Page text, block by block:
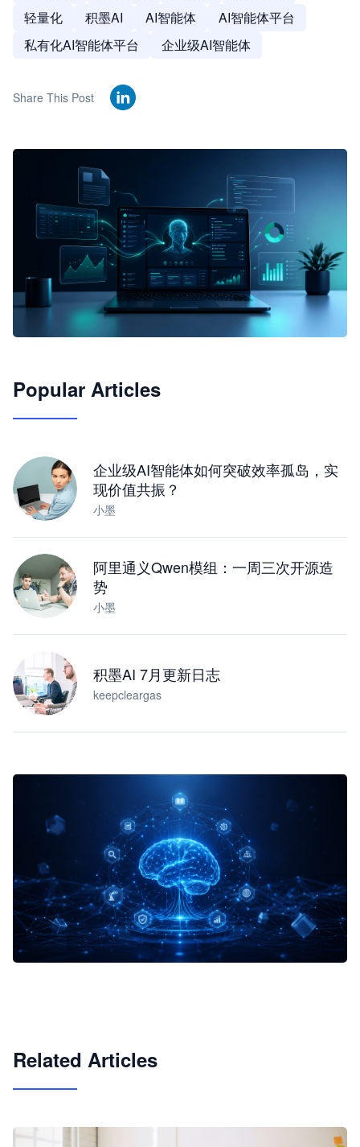
轻量化
积墨AI AI智能体
AI智能体平台
私有化AI智能体平台
企业级AI智能体
Share This Post
JimoClaw 桌面 AI Agent 工作台
Popular Articles
企业级AI智能体如何突破效率孤岛，实
现价值共振？
小墨
阿里通义Qwen模组：一周三次开源造
势
小墨
积墨AI 7月更新日志
keepcleargas
Related Articles